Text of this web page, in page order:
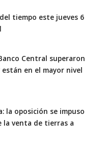
del tiempo este jueves 6
Central superaron
están en el mayor nivel
la oposición se impuso
venta de tierras a